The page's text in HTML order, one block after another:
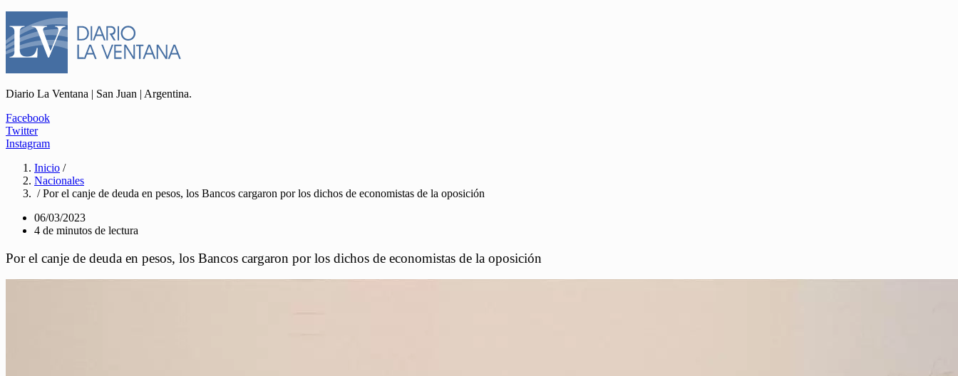
Diario La Ventana | San Juan | Argentina.
Facebook
Twitter
Instagram
Inicio /
Nacionales
/ Por el canje de deuda en pesos, los Bancos cargaron por los dichos de economistas de la oposición
06/03/2023
4 de minutos de lectura
Por el canje de deuda en pesos, los Bancos cargaron por los dichos de economistas de la oposición